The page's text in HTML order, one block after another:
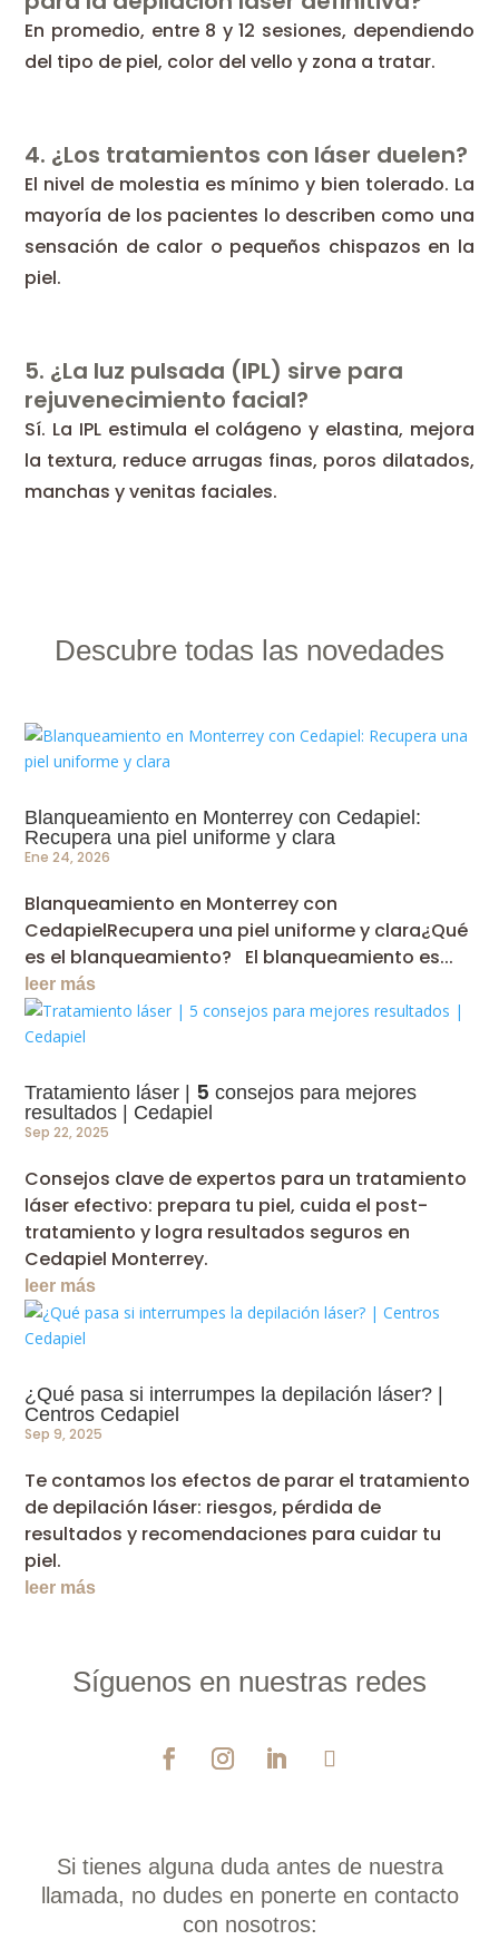
En promedio, entre 8 y 12 sesiones, dependiendo
del tipo de piel, color del vello y zona a tratar.
4. ¿Los tratamientos con láser duelen?
El nivel de molestia es mínimo y bien tolerado. La
mayoría de los pacientes lo describen como una
sensación de calor o pequeños chispazos en la
piel.
5. ¿La luz pulsada (IPL) sirve para
rejuvenecimiento facial?
Sí. La IPL estimula el colágeno y elastina, mejora
la textura, reduce arrugas finas, poros dilatados,
manchas y venitas faciales.
Descubre todas las novedades
Blanqueamiento en Monterrey con Cedapiel:
Recupera una piel uniforme y clara
Ene 24, 2026
Blanqueamiento en Monterrey con
CedapielRecupera una piel uniforme y clara¿Qué
es el blanqueamiento? El blanqueamiento es...
leer más
Tratamiento láser | 5 consejos para mejores
resultados | Cedapiel
Sep 22, 2025
Consejos clave de expertos para un tratamiento
láser efectivo: prepara tu piel, cuida el post-
tratamiento y logra resultados seguros en
Cedapiel Monterrey.
leer más
¿Qué pasa si interrumpes la depilación láser? |
Centros Cedapiel
Sep 9, 2025
Te contamos los efectos de parar el tratamiento
de depilación láser: riesgos, pérdida de
resultados y recomendaciones para cuidar tu
piel.
leer más
Síguenos en nuestras redes
Si tienes alguna duda antes de nuestra
llamada, no dudes en ponerte en contacto
con nosotros: